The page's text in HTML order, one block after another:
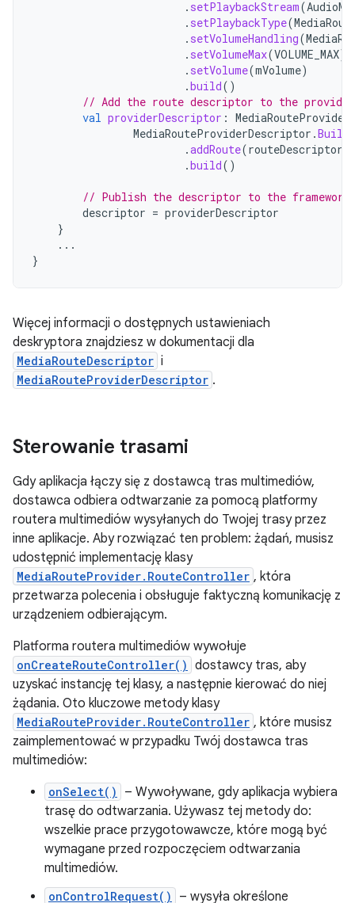
. setPlaybackStream(
. setPlaybackType(
. setVolumeHandling(
. setVolumeMax(VOLUME_MAX)
. setVolume(mVolume)
.build()
// Add the route descriptor to the
val providerDescriptor :
MediaRouteProviderDescriptor .
.addRoute(routeDescriptor
.build()
// Publish the descriptor to the framework
descriptor = providerDescriptor
}
...
}
Więcej informacji o dostępnych ustawieniach
deskryptora znajdziesz w dokumentacji dla
MediaRouteDescriptor i
MediaRouteProviderDescriptor .
Sterowanie trasami
Gdy aplikacja łączy się z dostawcą tras multimediów,
dostawca odbiera odtwarzanie za pomocą platformy
routera multimediów wysyłanych do Twojej trasy przez
inne aplikacje. Aby rozwiązać ten problem: żądań, musisz
udostępnić implementację klasy
MediaRouteProvider.RouteController , która
przetwarza polecenia i obsługuje faktyczną komunikację z
urządzeniem odbierającym.
Platforma routera multimediów wywołuje
onCreateRouteController() dostawcy tras, aby
uzyskać instancję tej klasy, a następnie kierować do niej
żądania. Oto kluczowe metody klasy
MediaRouteProvider.RouteController , które musisz
zaimplementować w przypadku Twój dostawca tras
multimediów:
onSelect()
– Wywoływane, gdy aplikacja wybiera
trasę do odtwarzania. Używasz tej metody do:
wszelkie prace przygotowawcze, które mogą być
wymagane przed rozpoczęciem odtwarzania
multimediów.
onControlRequest() – wysyła określone